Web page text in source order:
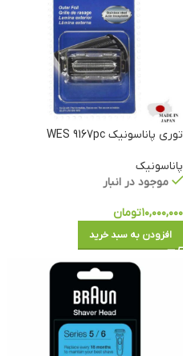
توری پاناسونیک WES 9167pc
پاناسونیک
موجود در انبار
۱۰,۰۰۰,۰۰۰تومان
افزودن به سبد خرید